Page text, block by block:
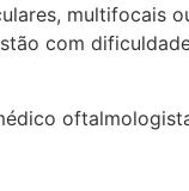
multifocais
com